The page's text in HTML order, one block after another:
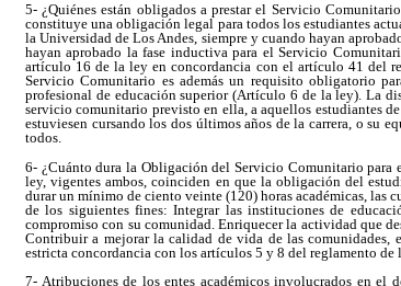
5- ¿Quiénes están obligados a prestar el Servicio
constituye una obligación legal para todos los estudiantes
la Universidad de Los Andes, siempre y cuando hayan
hayan aprobado la fase inductiva para el Servicio
artículo 16 de la ley en concordancia con el artículo 41 del
Servicio Comunitario es además un requisito obligatorio
profesional de educación superior (Artículo 6 de la ley). La
servicio comunitario previsto en ella, a aquellos estudiantes
estuviesen cursando los dos últimos años de la carrera, o su
todos.
6- ¿Cuánto dura la Obligación del Servicio Comunitario para
ley, vigentes ambos, coinciden en que la obligación del
durar un mínimo de ciento veinte (120) horas académicas, las
de los siguientes fines: Integrar las instituciones de
compromiso con su comunidad. Enriquecer la actividad que
Contribuir a mejorar la calidad de vida de las
estricta concordancia con los artículos 5 y 8 del reglamento de
7- Atribuciones de los entes académicos involucrados en